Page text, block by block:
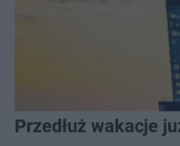
Przedłuż wakacje